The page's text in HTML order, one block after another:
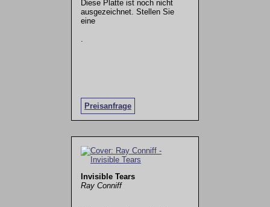
Diese Platte ist noch nicht
ausgezeichnet. Stellen Sie
eine
Preisanfrage
.
Invisible Tears
Ray Conniff